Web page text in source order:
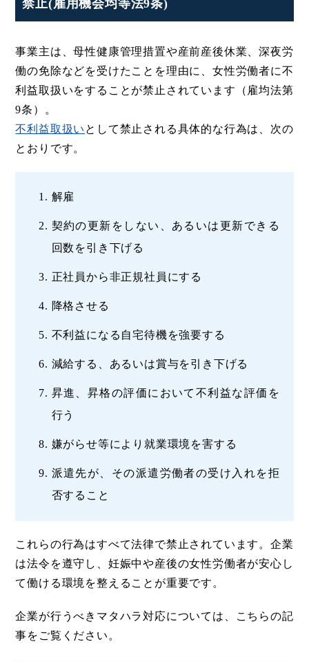
禁止(雇用機会均等法9条)
事業主は、母性健康管理措置や産前産後休業、深夜労
働の免除などを受けたことを理由に、女性労働者に不
利益取扱いをすることが禁止されています（雇均法第
9条）。
不利益取扱い として禁止される具体的な行為は、次の
とおりです。
解雇
契約の更新をしない、あるいは更新できる
回数を引き下げる
正社員から非正規社員にする
降格させる
不利益になる自宅待機を強要する
減給する、あるいは賞与を引き下げる
昇進、昇格の評価において不利益な評価を
行う
嫌がらせ等により就業環境を害する
派遣先が、その派遣労働者の受け入れを拒
否すること
これらの行為はすべて法律で禁止されています。企業
は法令を遵守し、妊娠中や産後の女性労働者が安心し
て働ける環境を整えることが重要です。
企業が行うべきマタハラ対応については、こちらの記
事をご覧ください。